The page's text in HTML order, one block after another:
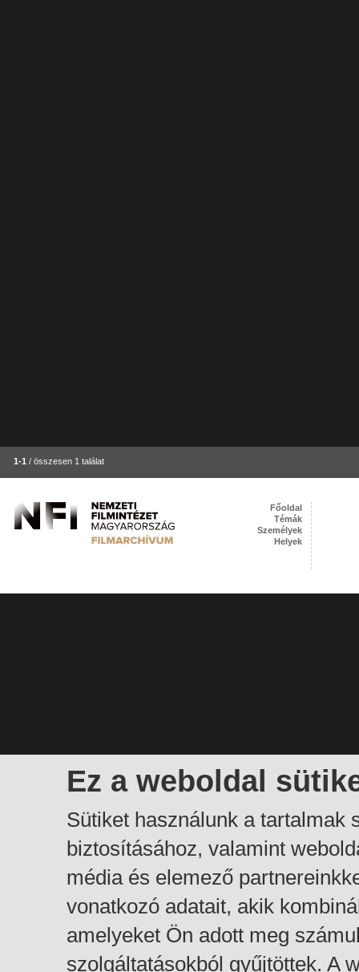
1-1 / összesen 1 találat
Ez a weboldal
Sütiket használunk a tartalmak
biztosításához, valamint
média és elemező
vonatkozó adatait, akik
amelyeket Ön adott meg
szolgáltatásokból gyűjtöttek. A
Főoldal
Témák
Személyek
Helyek